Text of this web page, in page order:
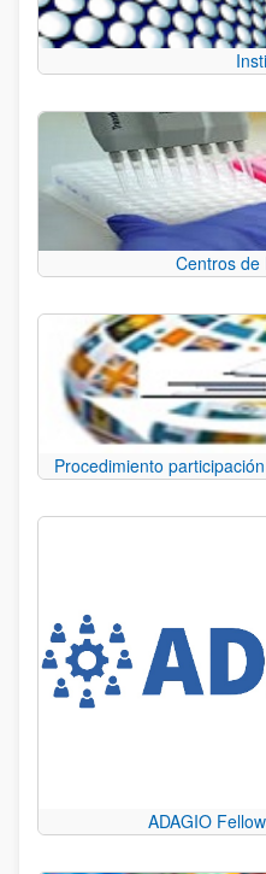
Centros de
Procedimiento
ADAGIO